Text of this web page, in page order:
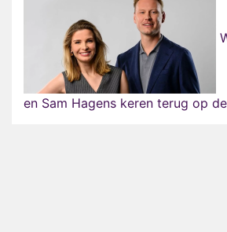
en Sam Hagens keren terug op